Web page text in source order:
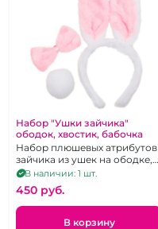
Набор "Ушки зайчика"
ободок, хвостик, бабочка
Набор плюшевых атрибутов
зайчика из ушек на ободке,
хвостика и галстука-
бабочки, унисекс
В наличии: 1 шт.
450 pуб.
В корзину